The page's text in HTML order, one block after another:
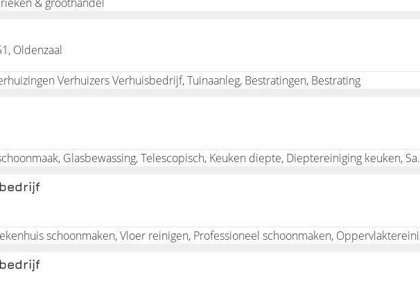
heeft. Het schoonmaakbedrijf zorgt ervoor dat handdoekpapier of
Technische handymans vormen veelal ook een onderdeel van de
vak. Houd uw bedrijf schoon en benader vandaag nog een schoonmaakbedrijf!
Oldenzaal
Verhuizers Verhuisbedrijf, Tuinaanleg, Bestratingen, Bestrating
Gevelreiniging, Interieur